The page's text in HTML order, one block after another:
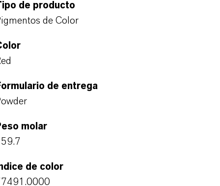
de producto
de Color
de entrega
molar
de color